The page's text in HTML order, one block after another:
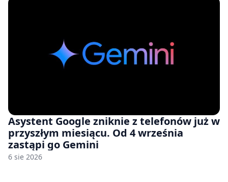
Asystent Google zniknie z telefonów już w
przyszłym miesiącu. Od 4 września
zastąpi go Gemini
6 sie 2026